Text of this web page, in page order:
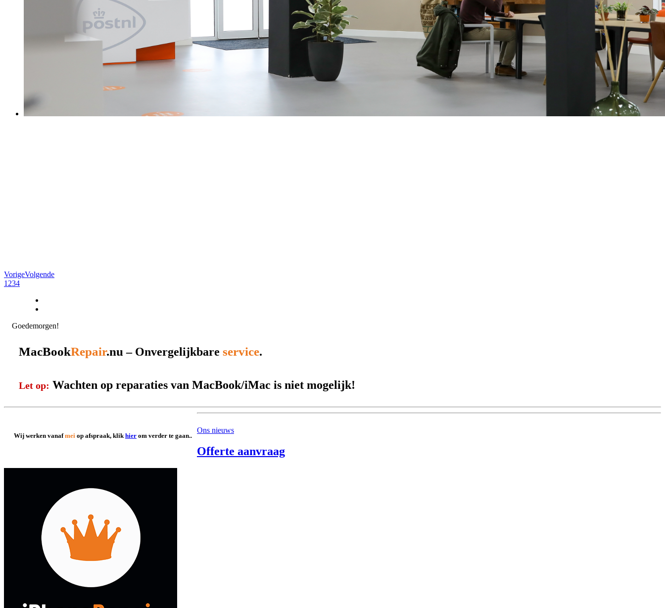
VorigeVolgende
1 234
Goedemorgen!
MacBookRepair.nu– Onvergelijkbare service.
Let op: Wachten op reparaties van MacBook/iMac is niet mogelijk!
Wij werken vanafmei op afspraak, klikhier om verder te gaan..
Ons nieuws
Offerte aanvraag